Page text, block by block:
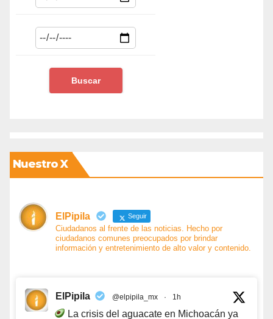
Nuestro X
ElPipila Seguir
Ciudadanos al frente de las noticias. Hecho por
ciudadanos comunes preocupados por brindar
información y entretenimiento de alto valor y contenido.
ElPipila @elpipila_mx · 1h
La crisis del aguacate en Michoacán ya